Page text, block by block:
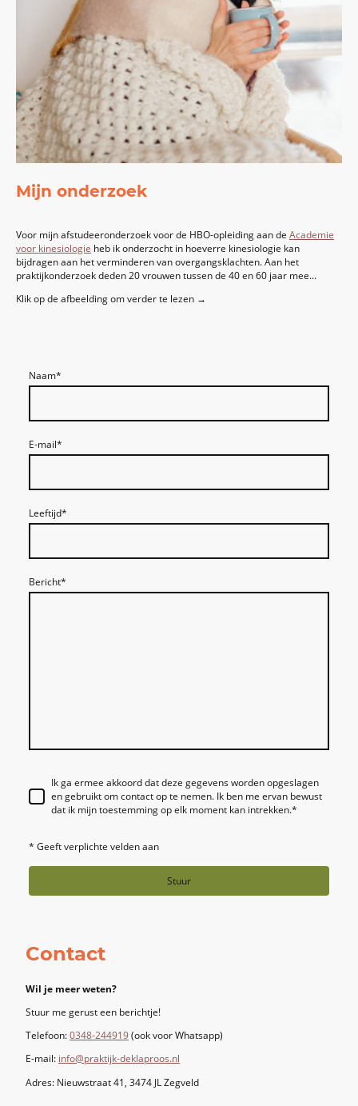
Mijn onderzoek
Voor mijn afstudeeronderzoekvoor de HBO-opleiding aan de Academie
voor kinesiologie heb ik onderzocht in hoeverre kinesiologie kan
bijdragen aan het verminderen van overgangsklachten. Aan het
praktijkonderzoek deden 20 vrouwen tussen de 40 en 60 jaar mee...
Klik op de afbeelding om verder te lezen →
Naam*
E-mail*
Leeftijd*
Bericht*
Ik ga ermee akkoord dat deze gegevens worden opgeslagen
en gebruikt om contact op te nemen. Ik ben me ervan bewust
dat ik mijn toestemming op elk moment kan intrekken.*
* Geeft verplichte velden aan
Stuur
Contact
Wil je meer weten?
Stuur me gerust een berichtje!
Telefoon:0348-244919(ook voor Whatsapp)
E-mail: info@praktijk-deklaproos.nl
Adres: Nieuwstraat 41, 3474 JL Zegveld